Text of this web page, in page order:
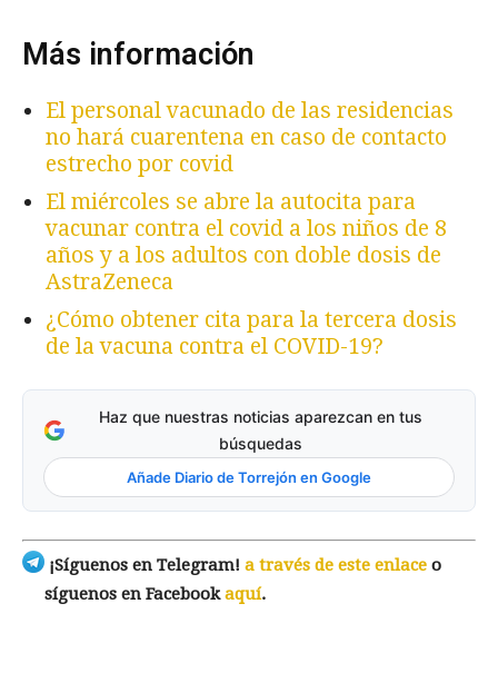
Más información
El personal vacunado de las residencias
no hará cuarentena en caso de contacto
estrecho por covid
El miércoles se abre la autocita para
vacunar contra el covid a los niños de 8
años y a los adultos con doble dosis de
AstraZeneca
¿Cómo obtener cita para la tercera dosis
de la vacuna contra el COVID-19?
Haz que nuestras noticias aparezcan en tus
búsquedas
Añade Diario de Torrejón en Google
¡Síguenos en Telegram! a través de este enlace o
síguenos en Facebookaquí.